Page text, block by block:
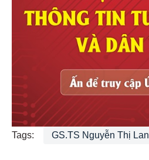
Tags: GS.TS Nguyễn Thị Lan